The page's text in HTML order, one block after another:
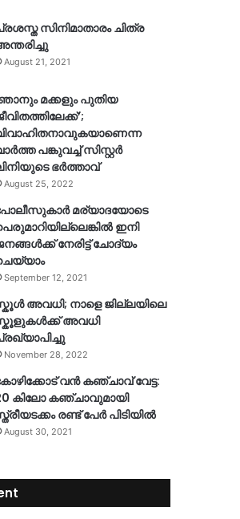
സിനിമാതാരം ചിത്ര
August 21, 2021
മക്കളും പുതിയ
പങ്കുവച്ച് സിസ്റ്റർ
ഭർത്താവ്
August 25, 2022
മര്യാദയോടെ
ഇനി
നേരിട്ട് ചോദ്യം
September 12, 2021
അവധി; നാളെ ജില്ലയിലെ
അവധി
November 28, 2022
വൻ കഞ്ചാവ് വേട്ട:
കിലോ കഞ്ചാവുമായി
രണ്ട് പേർ പിടിയിൽ
August 30, 2021